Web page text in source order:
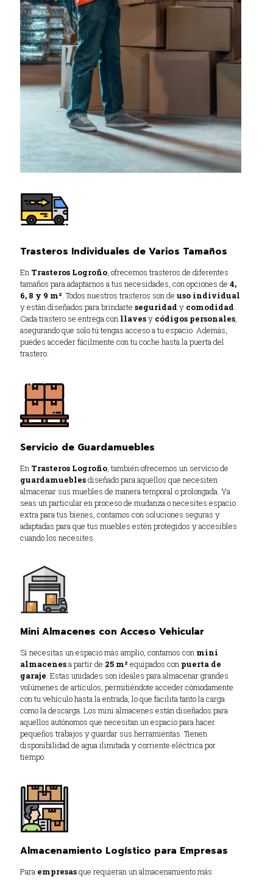
Trasteros Individuales de Varios Tamaños
En Trasteros Logroño, ofrecemos trasteros de diferentes
tamaños para adaptarnos a tus necesidades, con opciones de 4,
6, 8 y 9 m². Todos nuestros trasteros son de uso individual
y están diseñados para brindarte seguridad y comodidad.
Cada trastero se entrega conllavesy códigos personales,
asegurando que solo tú tengas acceso a tu espacio. Además,
puedes acceder fácilmente con tu coche hasta la puerta del
trastero.
Servicio de Guardamuebles
En Trasteros Logroño, también ofrecemos un servicio de
guardamueblesdiseñado para aquellos que necesiten
almacenar sus muebles de manera temporal o prolongada. Ya
seas un particular en proceso de mudanza o necesites espacio
extra para tus bienes, contamos con soluciones seguras y
adaptadas para que tus muebles estén protegidos y accesibles
cuando los necesites.
Mini Almacenes con Acceso Vehicular
Si necesitas un espacio más amplio, contamos con mini
almacenesa partir de 25 m² equipados con puerta de
garaje. Estas unidades son ideales para almacenar grandes
volúmenes de artículos, permitiéndote acceder cómodamente
con tu vehículo hasta la entrada, lo que facilita tanto la carga
como la descarga. Los mini almacenes están diseñados para
aquellos autónomos que necesitan un espacio para hacer
pequeños trabajos y guardar sus herramientas. Tienen
disponibilidad de agua ilimitada y corriente eléctrica por
tiempo.
Almacenamiento Logístico para Empresas
Para empresasque requieran un almacenamiento más